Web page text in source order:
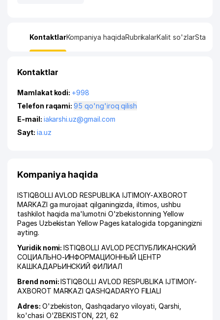
KontaktlarKompaniya haqidaRubrikalarKalit so'zlar
Kontaktlar
Mamlakat kodi: +998
Telefon raqami:
95 qo'ng'iroq qilish
E-mail: iakarshi.uz@gmail.com
Sayt: ia.uz
Kompaniya haqida
ISTIQBOLLI AVLOD RESPUBLIKA IJTIMOIY-AXBOROT
MARKAZI ga murojaat qilganingizda, iltimos, ushbu
tashkilot haqida ma'lumotni O'zbekistonning Yellow
Pages Uzbekistan Yellow Pages katalogida topganingizni
ayting.
Yuridik nomi:ISTIQBOLLI AVLOD РЕСПУБЛИКАНСКИЙ
СОЦИАЛЬНО-ИНФОРМАЦИОННЫЙ ЦЕНТР
КАШКАДАРЬИНСКИЙ ФИЛИАЛ
Brend nomi:ISTIQBOLLI AVLOD RESPUBLIKA IJTIMOIY-
AXBOROT MARKAZI QASHQADARYO FILIALI
Adres: O'zbekiston,Qashqadaryo viloyati Qarshi
ko'chasi O'ZBEKISTON , 221, 62